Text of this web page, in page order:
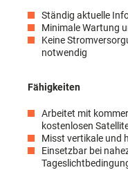
Ständig aktuelle
Minimale Wartung
Keine
notwendig
Fähigkeiten
Arbeitet mit
kostenlosen
Misst vertikale und
Einsetzbar bei